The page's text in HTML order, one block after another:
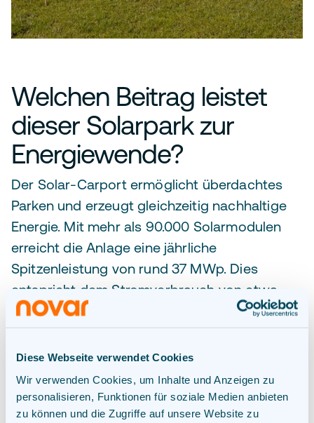
Diese Webseite verwendet Cookies
Wir verwenden Cookies, um Inhalte und Anzeigen zu
personalisieren, Funktionen für soziale Medien anbieten
zu können und die Zugriffe auf unsere Website zu
Welchen Beitrag leistet
dieser Solarpark zur
Energiewende?
Der Solar-Carport ermöglicht überdachtes
Parken und erzeugt gleichzeitig nachhaltige
Energie. Mit mehr als 90.000 Solarmodulen
erreicht die Anlage eine jährliche
Spitzenleistung von rund 37 MWp. Dies
entspricht dem Stromverbrauch von etwa
10.000 Haushalten pro Jahr oder der
Energieversorgung von rund 100
Festivalwochenenden.